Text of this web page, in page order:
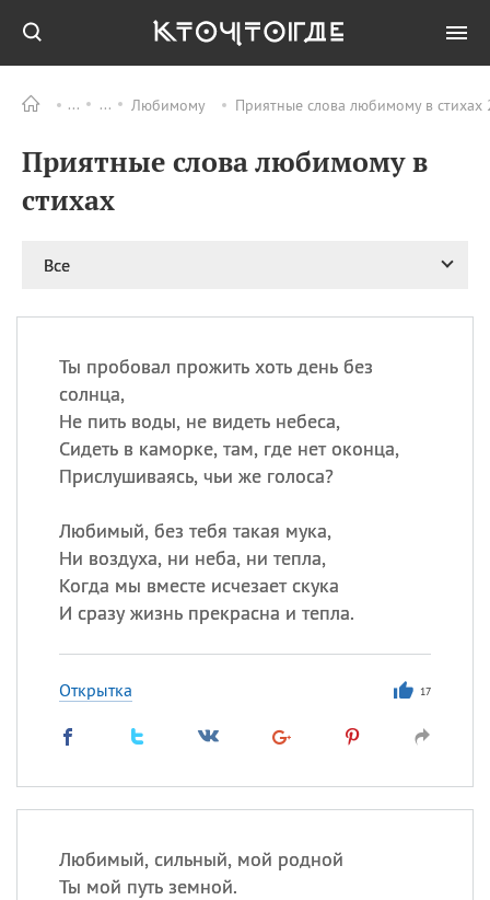
Любимому Приятные слова любимому в стихах
Приятные слова любимому в
стихах
Все
Ты пробовал прожить хоть день без
солнца,
Не пить воды, не видеть небеса,
Сидеть в каморке, там, где нет оконца,
Прислушиваясь, чьи же голоса?
Любимый, без тебя такая мука,
Ни воздуха, ни неба, ни тепла,
Когда мы вместе исчезает скука
И сразу жизнь прекрасна и тепла.
Открытка 17
Любимый, сильный, мой родной
Ты мой путь земной.
ПРАЗДНИКИ Все
06.08 Преображение
Господне у западных
Романа и Давида
День ассирийских
мучеников
Национальный день
маяка
07.08
Годовщина битвы при
Бояка
ИМЕНА
Сегодня празднуют именины
Кристина
Посмотреть значениеи